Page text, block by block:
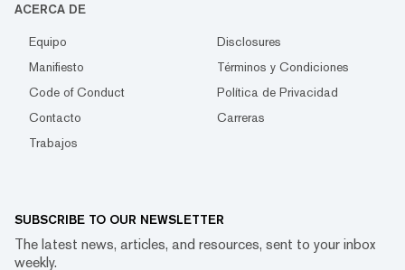
ACERCA DE
Equipo
Disclosures
Manifiesto
Términos y Condiciones
Code of Conduct
Política de Privacidad
Contacto
Carreras
Trabajos
SUBSCRIBE TO OUR NEWSLETTER
The latest news, articles, and resources, sent to your inbox
weekly.